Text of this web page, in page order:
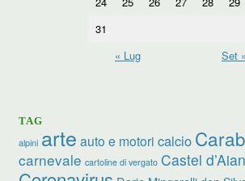
31
« Lug
Set »
TAG
alpini arte auto e motori calcio
carnevale cartoline di vergato Castel